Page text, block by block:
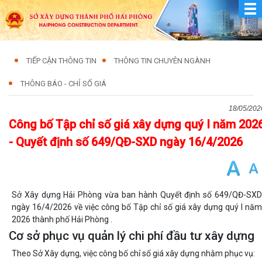
TIẾP CẬN THÔNG TIN THÔNG TIN CHUYÊN NGÀNH
THÔNG BÁO - CHỈ SỐ GIÁ
18/05/
Công bố Tập chỉ số giá xây dựng quý I năm
- Quyết định số 649/QĐ-SXD ngày 16/4/2026
Sở Xây dựng Hải Phòng vừa ban hành Quyết định số 649/QĐ-SXD
ngày 16/4/2026 về việc công bố Tập chỉ số giá xây dựng quý I năm
2026 thành phố Hải Phòng .
Cơ sở phục vụ quản lý chi phí đầu tư xây dựng
Theo Sở Xây dựng, việc công bố chỉ số giá xây dựng nhằm phục vụ: